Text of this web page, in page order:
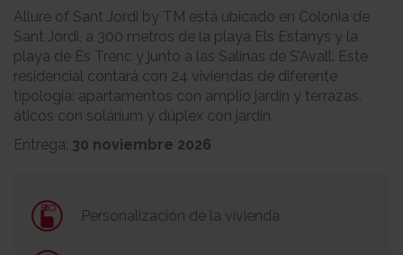
Allure of Sant Jordi by TM está ubicado en Colonia de
Sant Jordi, a 300 metros de la playa Els Estanys y la
playa de Es Trenc y junto a las Salinas de S’Avall. Este
residencial contará con 24 viviendas de diferente
tipología: apartamentos con amplio jardín y terrazas,
áticos con solárium y dúplex con jardín.
Entrega: 30 noviembre 2026
Personalización de la vivienda